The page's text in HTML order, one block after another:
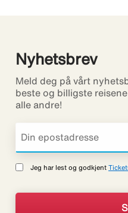
Nyhetsbrev
Meld deg på vårt
beste og billigste
alle andre!
Jeg har lest og godkjent